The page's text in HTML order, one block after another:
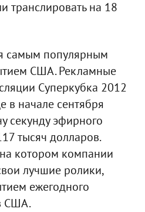
транслировать на 18
самым популярным
США. Рекламные
Суперкубка 2012
в начале сентября
секунду эфирного
тысяч долларов.
котором компании
лучшие ролики,
ежегодного
США.